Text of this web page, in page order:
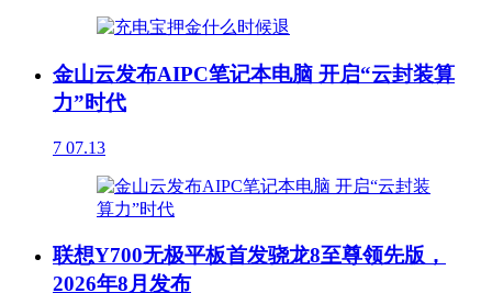
金山云发布AIPC笔记本电脑 开启“云封装算
力”时代
7 07.13
联想Y700无极平板首发骁龙8至尊领先版，
2026年8月发布